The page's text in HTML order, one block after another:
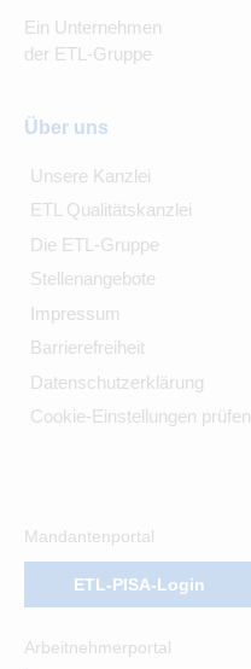
Ein Unternehmen
der ETL-Gruppe
Über uns
Unsere Kanzlei
ETL Qualitätskanzlei
Die ETL-Gruppe
Stellenangebote
Impressum
Barrierefreiheit
Datenschutzerklärung
Cookie-Einstellungen prüfen
Mandantenportal
ETL-PISA-Login
Arbeitnehmerportal